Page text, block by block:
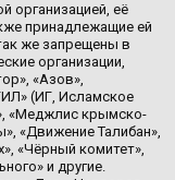
организацией, её
принадлежащие ей
же запрещены в
организации,
«Азов»,
(ИГ, Исламское
«Меджлис крымско-
«Движение Талибан»,
«Чёрный комитет»,
и другие.